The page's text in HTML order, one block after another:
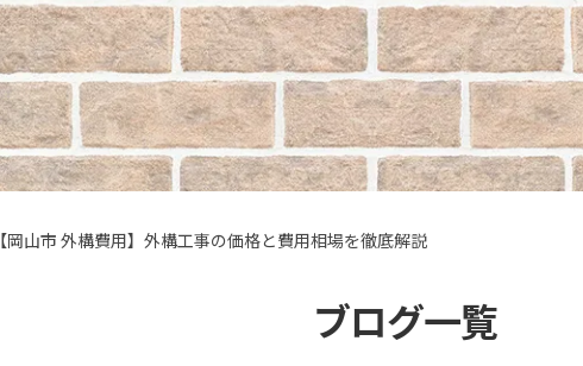
【岡山市 外構費用】外構工事の価格と費用相場を徹底解説
ブログ一覧